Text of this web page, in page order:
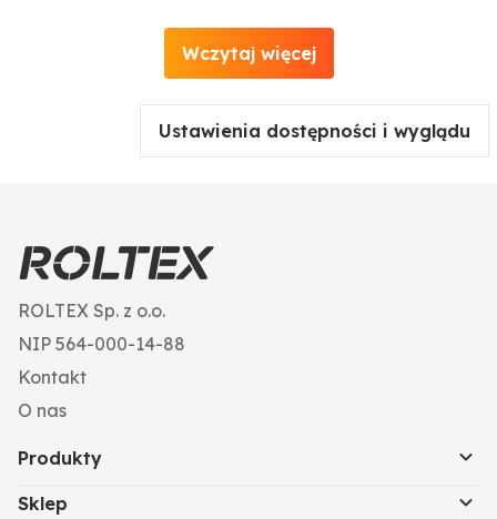
Wczytaj więcej
Ustawienia dostępności i wyglądu
ROLTEX Sp. z o.o.
NIP 564-000-14-88
Kontakt
O nas
Produkty
Sklep